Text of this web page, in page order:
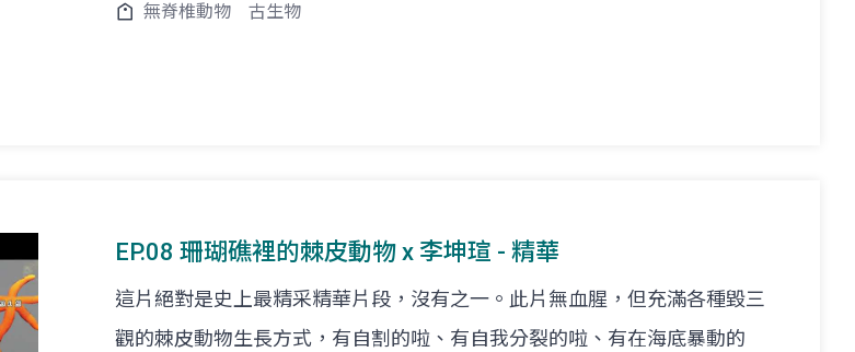
無脊椎動物 古生物
EP.08 珊瑚礁裡的棘皮動物 x 李坤瑄 - 精華
這片絕對是史上最精采精華片段，沒有之一。此片無血腥，但充滿各種毀三
觀的棘皮動物生長方式，有自割的啦、有自我分裂的啦、有在海底暴動的